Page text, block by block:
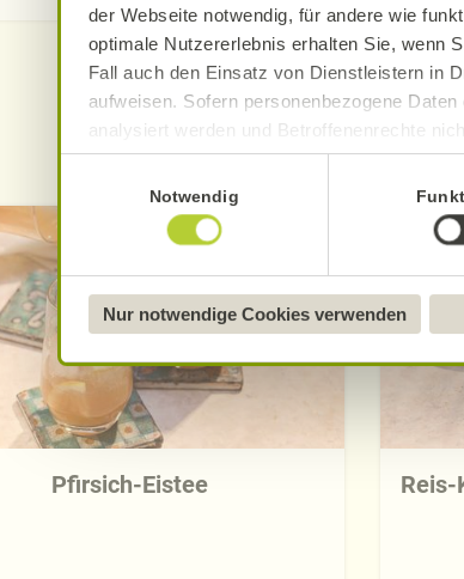
der Webseite notwendig, für andere wie
optimale Nutzererlebnis erhalten Sie, wenn
Fall auch den Einsatz von Dienstleistern in
aufweisen. Sofern personenbezogene
analysiert werden und Betroffenenrechte
Datenverarbeitung und -übermittlung
Datenschutzerklärung
Näheres über uns erfahren Sie in unserem
Notwendig
Nur notwendige Cookies verwenden
Pfirsich-Eistee Reis-